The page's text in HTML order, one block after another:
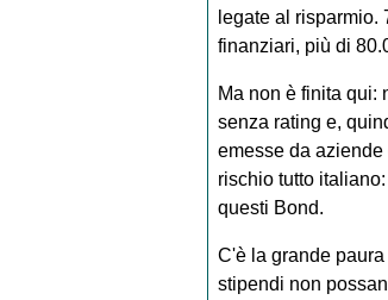
legate al
finanziari, più di
Ma non è finita qui:
senza rating e,
emesse da
rischio tutto
questi Bond.
C'è la grande
stipendi non